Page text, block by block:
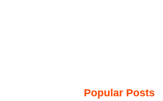
Popular Posts